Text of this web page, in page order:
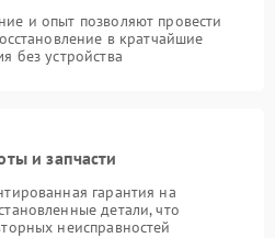
и опыт позволяют провести
в кратчайшие
без устройства
и запчасти
гарантия на
детали, что
неисправностей